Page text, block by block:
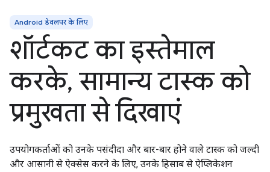
Android डेवलपर के लिए
शॉर्टकट का इस्तेमाल
करके, सामान्य टास्क को
प्रमुखता से दिखाएं
उपयोगकर्ताओं को उनके पसंदीदा और बार-बार होने वाले टास्क को जल्दी
और आसानी से ऐक्सेस करने के लिए, उनके हिसाब से ऐप्लिकेशन